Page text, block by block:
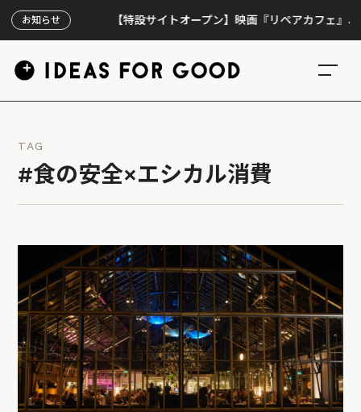
お知らせ 【特設サイトオープン】映画『リペアカフェ』、上映
TAG
#食の安全×エシカル消費